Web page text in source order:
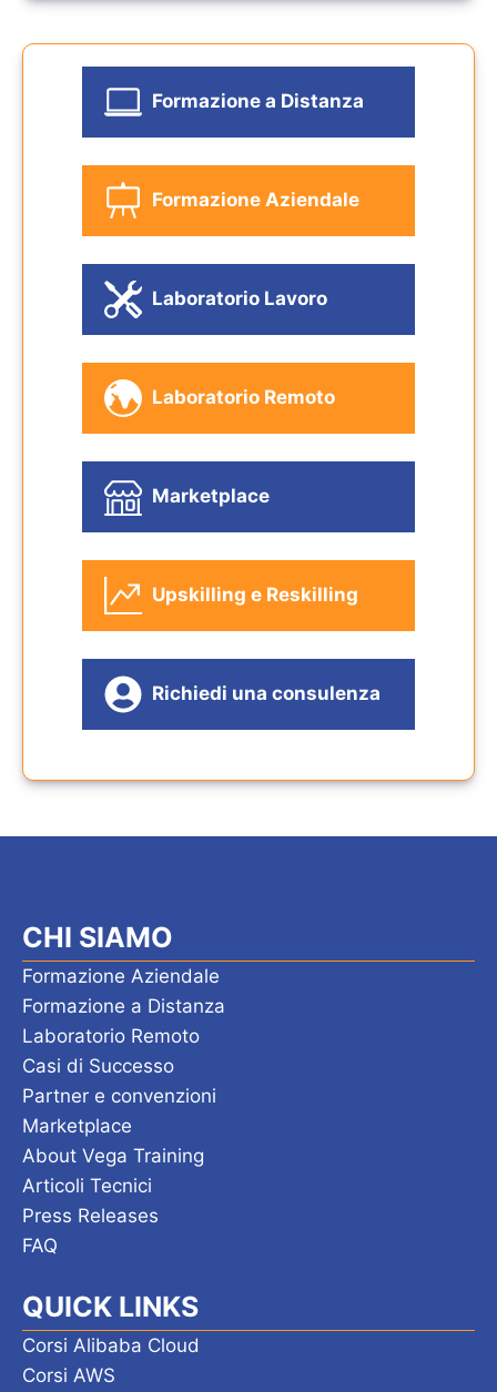
Formazione a Distanza
Formazione Aziendale
Laboratorio Lavoro
Laboratorio Remoto
Marketplace
Upskilling e Reskilling
Richiedi una consulenza
CHI SIAMO
Formazione Aziendale
Formazione a Distanza
Laboratorio Remoto
Casi di Successo
Partner e convenzioni
Marketplace
About Vega Training
Articoli Tecnici
Press Releases
FAQ
QUICK LINKS
Corsi Alibaba Cloud
Corsi AWS